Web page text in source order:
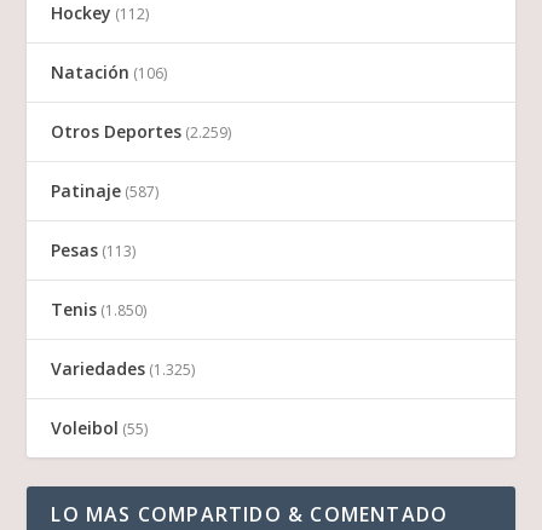
Hockey (112)
Natación (106)
Otros Deportes (2.259)
Patinaje (587)
Pesas (113)
Tenis (1.850)
Variedades (1.325)
Voleibol (55)
LO MAS COMPARTIDO & COMENTADO